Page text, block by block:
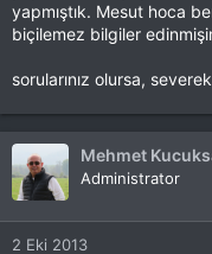
yapmıştık. Mesut hoca
biçilemez bilgiler
sorularınız olursa,
Mehmet
Administrator
2 Eki 2013